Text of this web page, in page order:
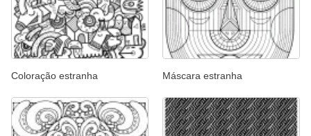
Coloração estranha Máscara estranha